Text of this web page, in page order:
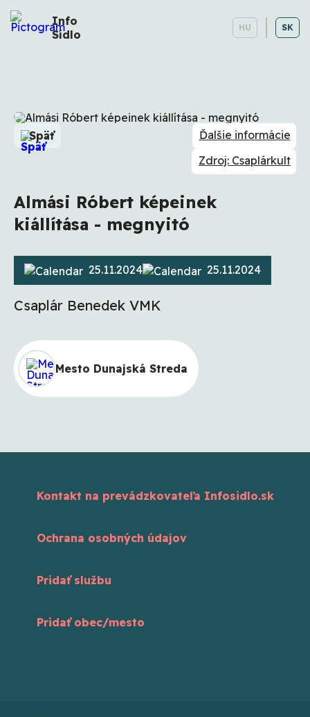
Info
Sídlo
HU SK
Späť
Ďalšie informácie
Zdroj: Csaplárkult
Almási Róbert képeinek
kiállítása - megnyitó
25.11.2024 25.11.2024
Csaplár Benedek VMK
Mesto Dunajská Streda
Kontakt na prevádzkovateľa Infosidlo.sk
Ochrana osobných údajov
Pridať službu
Pridať obec/mesto